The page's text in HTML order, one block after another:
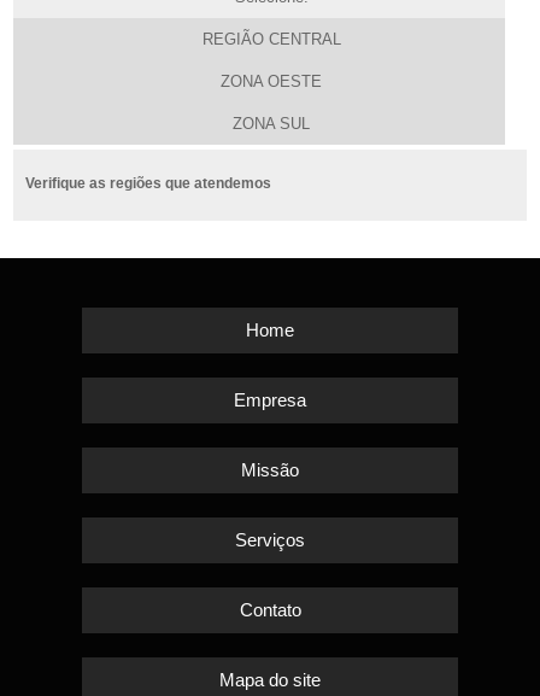
REGIÃO CENTRAL
ZONA OESTE
ZONA SUL
Verifique as regiões que atendemos
Home
Empresa
Missão
Serviços
Contato
Mapa do site